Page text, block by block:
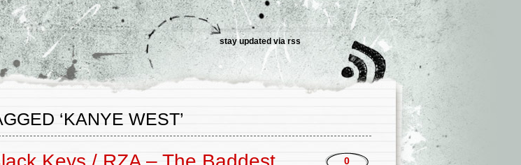
stay updated viarss
‘KANYE WEST’
0